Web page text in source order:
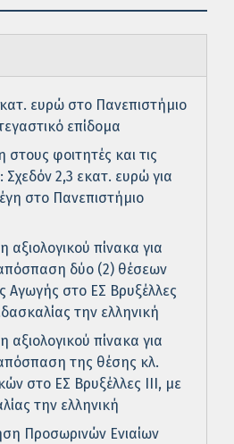
ευρώ στο Πανεπιστήμιο
επίδομα
στους φοιτητές και τις
Σχεδόν 2,3 εκατ. ευρώ για
στο Πανεπιστήμιο
πίνακα για
δύο (2) θέσεων
Αγωγής στο ΕΣ Βρυξέλλες
την ελληνική
πίνακα για
της θέσης κλ.
στο ΕΣ Βρυξέλλες ΙΙΙ, με
την ελληνική
Προσωρινών Ενιαίων